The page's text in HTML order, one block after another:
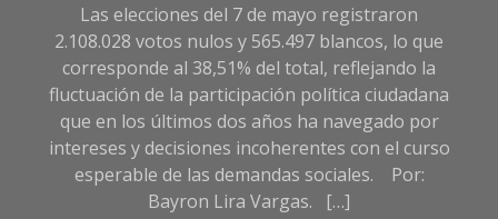
Las elecciones del 7 de mayo registraron
2.108.028 votos nulos y 565.497 blancos, lo que
corresponde al 38,51% del total, reflejando la
fluctuación de la participación política ciudadana
que en los últimos dos años ha navegado por
intereses y decisiones incoherentes con el curso
esperable de las demandas sociales. Por:
Bayron Lira Vargas. […]